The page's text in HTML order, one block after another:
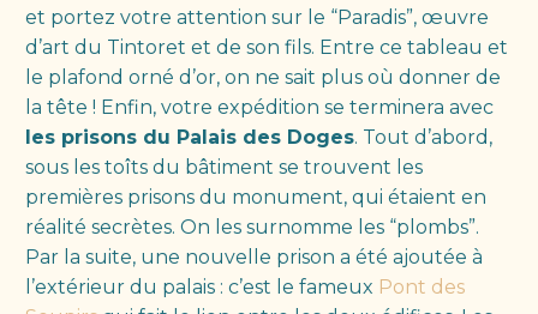
et portez votre attention sur le “Paradis”, œuvre
d’art du Tintoret et de son fils. Entre ce tableau et
le plafond orné d’or, on ne sait plus où donner de
la tête ! Enfin, votre expédition se terminera avec
les prisons du Palais des Doges. Tout d’abord,
sous les toîts du bâtiment se trouvent les
premières prisons du monument, qui étaient en
réalité secrètes. On les surnomme les “plombs”.
Par la suite, une nouvelle prison a été ajoutée à
l’extérieur du palais : c’est le fameux Pont des